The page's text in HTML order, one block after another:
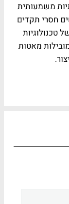
משמעותית
חסרי תקדים
טכנולוגיות
מאטות